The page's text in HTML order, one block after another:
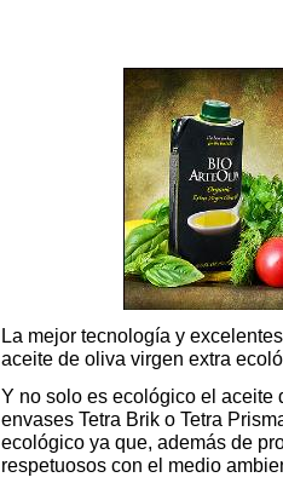
La mejor tecnología y
aceite de oliva virgen extra
Y no solo es ecológico el aceite
envases Tetra Brik o Tetra
ecológico ya que, además de
respetuosos con el medio